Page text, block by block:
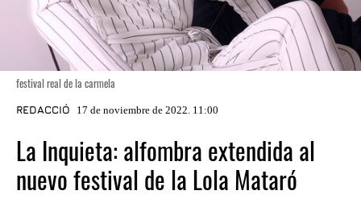
festival real de la carmela
REDACCIÓ 17 de noviembre de 2022. 11:00
La Inquieta: alfombra extendida al
nuevo festival de la Lola Mataró